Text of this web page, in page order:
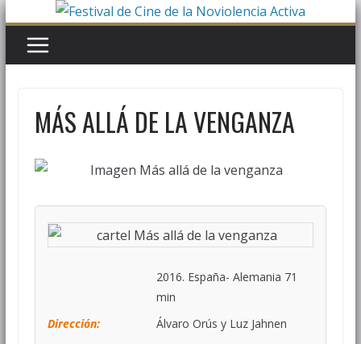
MÁS ALLÁ DE LA VENGANZA
2016. España- Alemania 71
min
Dirección:
Álvaro Orús y Luz Jahnen